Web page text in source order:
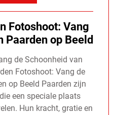
Fotoshoot: Vang
Paarden op Beeld
de Schoonheid van
Fotoshoot: Vang de
op Beeld Paarden zijn
een speciale plaats
Hun kracht, gratie en